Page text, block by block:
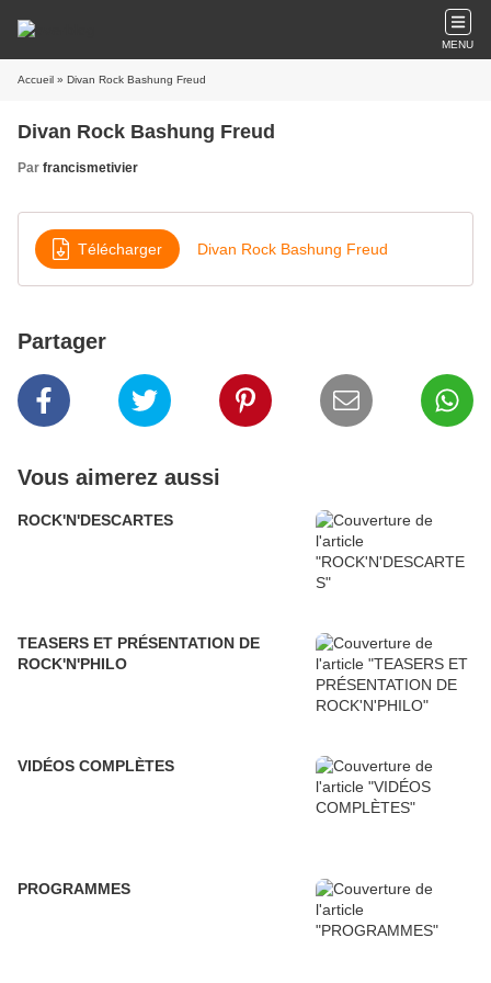
MENU
Accueil » Divan Rock Bashung Freud
Divan Rock Bashung Freud
Par francismetivier
Télécharger Divan Rock Bashung Freud
Partager
Vous aimerez aussi
ROCK'N'DESCARTES
TEASERS ET PRÉSENTATION DE
ROCK'N'PHILO
VIDÉOS COMPLÈTES
PROGRAMMES